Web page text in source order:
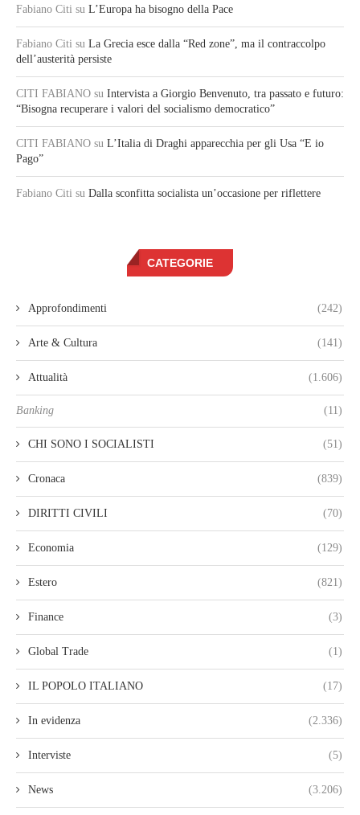
Fabiano Citi su L’Europa ha bisogno della Pace
Fabiano Citi su La Grecia esce dalla “Red zone”, ma il contraccolpo
dell’austerità persiste
CITI FABIANO su Intervista a Giorgio Benvenuto, tra passato e futuro:
“Bisogna recuperare i valori del socialismo democratico”
CITI FABIANO su L’Italia di Draghi apparecchia per gli Usa “E io
Pago”
Fabiano Citi su Dalla sconfitta socialista un’occasione per riflettere
CATEGORIE
Approfondimenti (242)
Arte & Cultura (141)
Attualità (1.606)
Banking (11)
CHI SONO I SOCIALISTI (51)
Cronaca (839)
DIRITTI CIVILI (70)
Economia (129)
Estero (821)
Finance (3)
Global Trade (1)
IL POPOLO ITALIANO (17)
In evidenza (2.336)
Interviste (5)
News (3.206)